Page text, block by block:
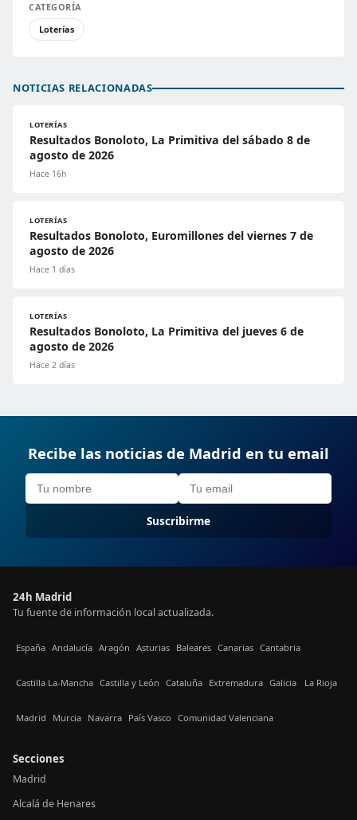
CATEGORÍA
Loterías
NOTICIAS RELACIONADAS
LOTERÍAS
Resultados Bonoloto, La Primitiva del sábado 8 de
agosto de 2026
Hace 16h
LOTERÍAS
Resultados Bonoloto, Euromillones del viernes 7 de
agosto de 2026
Hace 1 días
LOTERÍAS
Resultados Bonoloto, La Primitiva del jueves 6 de
agosto de 2026
Hace 2 días
Recibe las noticias de Madrid en tu email
Suscribirme
24h Madrid
Tu fuente de información local actualizada.
España Andalucía Aragón Asturias Baleares Canarias Cantabria
Castilla La-Mancha Castilla y León Cataluña Extremadura Galicia La Rioja
Madrid Murcia Navarra País Vasco Comunidad Valenciana
Secciones
Madrid
Alcalá de Henares